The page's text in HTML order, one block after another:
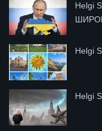
Helgi
Helgi
Helgi